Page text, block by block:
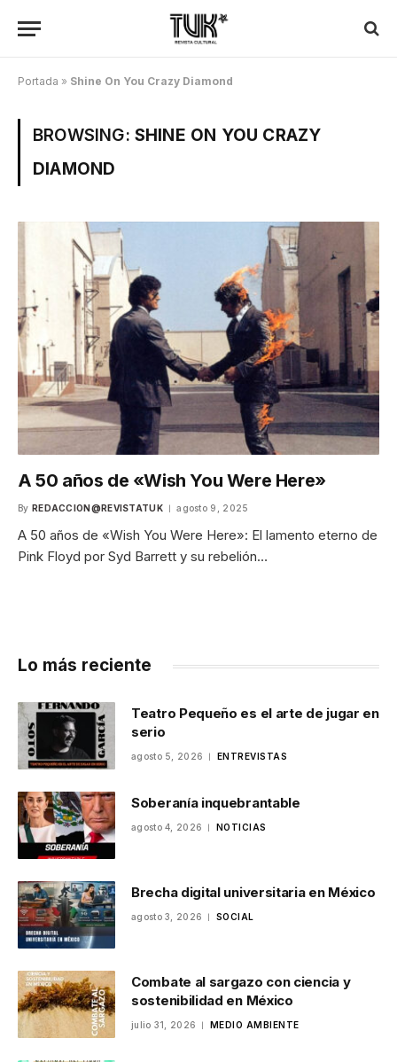
Portada » Shine On You Crazy Diamond
BROWSING: SHINE ON YOU CRAZY
DIAMOND
A 50 años de «Wish You Were Here»
By REDACCION@REVISTATUK agosto 9, 2025
A 50 años de «Wish You Were Here»: El lamento eterno de
Pink Floyd por Syd Barrett y su rebelión…
Lo más reciente
Teatro Pequeño es el arte de jugar en
serio
agosto 5, 2026 ENTREVISTAS
Soberanía inquebrantable
agosto 4, 2026 NOTICIAS
Brecha digital universitaria en México
agosto 3, 2026 SOCIAL
Combate al sargazo con ciencia y
sostenibilidad en México
julio 31, 2026 MEDIO AMBIENTE